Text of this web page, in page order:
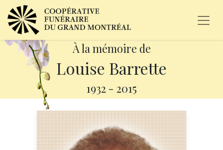
À la mémoire de
Louise Barrette
1932 - 2015